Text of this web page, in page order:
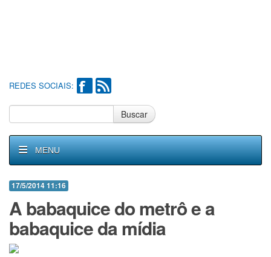
REDES SOCIAIS:
Buscar
MENU
17/5/2014 11:16
A babaquice do metrô e a
babaquice da mídia